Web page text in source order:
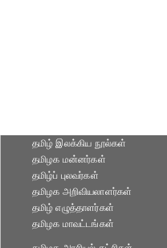
தமிழ் இலக்கிய நூல்கள்
தமிழக மன்னர்கள்
தமிழ்ப் புலவர்கள்
தமிழக அறிவியலாளர்கள்‎
தமிழ் எழுத்தாளர்கள்
தமிழக மாவட்டங்கள்